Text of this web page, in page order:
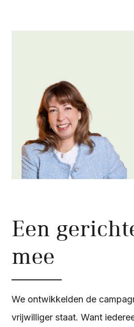
Een
mee
We ontwikkelden de
vrijwilliger staat. Want